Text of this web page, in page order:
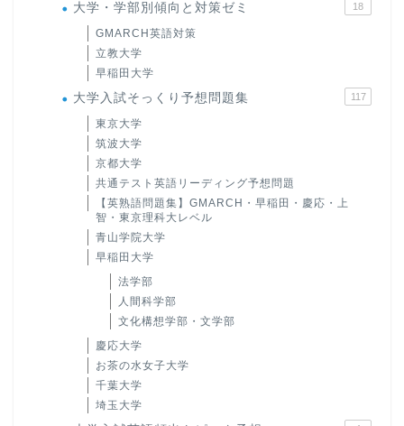
大学・学部別傾向と対策ゼミ 18
GMARCH英語対策
立教大学
早稲田大学
大学入試そっくり予想問題集 117
東京大学
筑波大学
京都大学
共通テスト英語リーディング予想問題
【英熟語問題集】GMARCH・早稲田・慶応・上
智・東京理科大レベル
青山学院大学
早稲田大学
法学部
人間科学部
文化構想学部・文学部
慶応大学
お茶の水女子大学
千葉大学
埼玉大学